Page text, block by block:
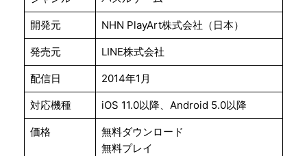
開発元 NHN PlayArt株式会社（日本）
発売元 LINE株式会社
配信日 2014年1月
対応機種 iOS 11.0以降、Android 5.0以降
価格
無料ダウンロード
無料プレイ